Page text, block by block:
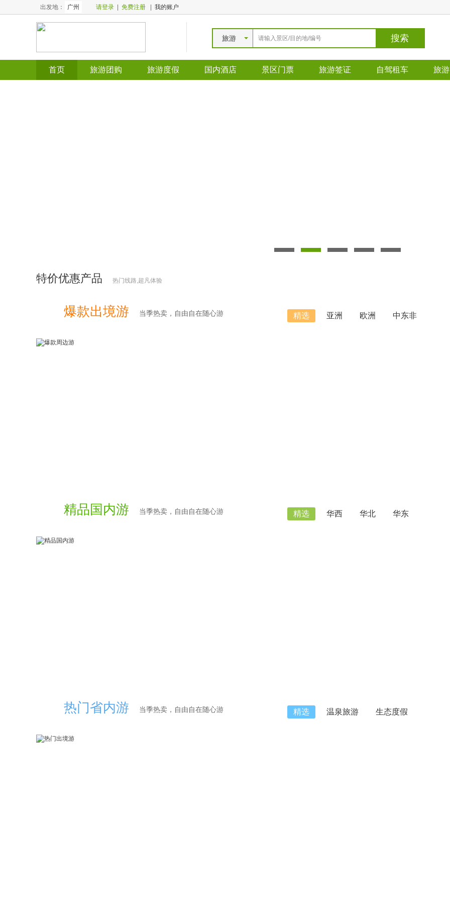
出发地： 广州 请登录 免费注册 我的账户
旅游
首页 旅游团购 旅游度假 国内酒店 景区门票 旅游签证 自驾租车 旅
特价优惠产品 热门线路,超凡体验
爆款出境游 当季热卖，自由自在随心游 精选 亚洲 欧洲 中东非
精品国内游 当季热卖，自由自在随心游 精选 华西 华北 华东
热门省内游 当季热卖，自由自在随心游 精选 温泉旅游 生态度假